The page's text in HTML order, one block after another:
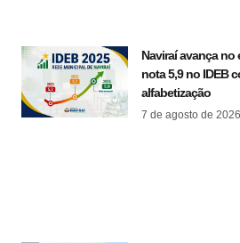
Naviraí avança
nota 5,9 no IDEB
alfabetização
7 de agosto de 2026